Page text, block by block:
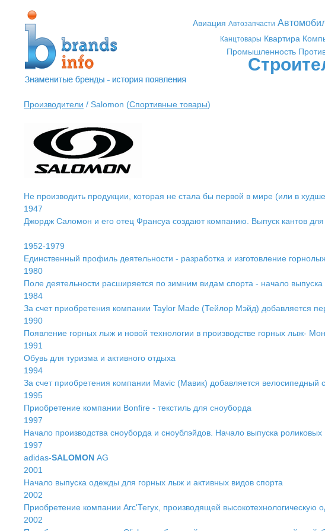
Авиация Автозапчасти
Канцтовары Квартира
Промышленность
Производители / Salomon (Спортивные товары)
Не производить продукции, которая не стала бы первой в мире (или в
1947
Джордж Саломон и его отец Франсуа создают компанию. Выпуск кантов
1952-1979
Единственный профиль деятельности - разработка и изготовление
1980
Поле деятельности расширяется по зимним видам спорта - начало
1984
За счет приобретения компании Taylor Made (Тейлор Мэйд) добавляется
1990
Появление горных лыж и новой технологии в производстве горных лыж-
1991
Обувь для туризма и активного отдыха
1994
За счет приобретения компании Mavic (Мавик) добавляется велосипедный
1995
Приобретение компании Bonfire - текстиль для сноуборда
1997
Начало производства сноуборда и сноублэйдов. Начало выпуска роликовых
1997
adidas-SALOMON AG
2001
Начало выпуска одежды для горных лыж и активных видов спорта
2002
Приобретение компании Агс'Тегух, производящей
2002